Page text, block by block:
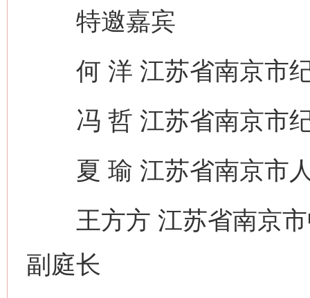
特邀嘉宾
何 洋 江苏省南京市纪
冯 哲 江苏省南京市纪
夏 瑜 江苏省南京市人
王方方 江苏省南京市
副庭长